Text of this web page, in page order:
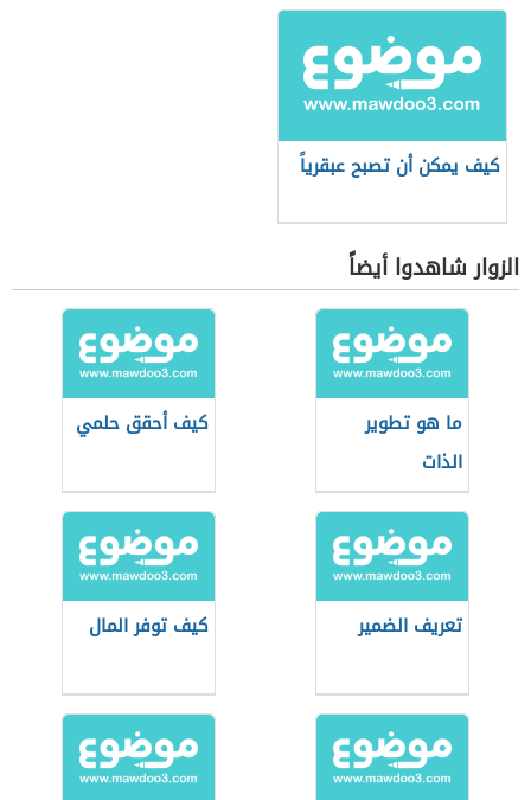
كيف يمكن أن تصبح عبقرياً
الزوار شاهدوا أيضاً
ما هو تطوير
الذات
كيف أحقق حلمي
تعريف الضمير كيف توفر المال